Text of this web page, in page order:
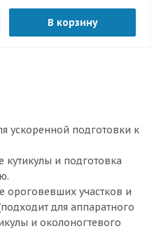
В корзину
ускоренной подготовки к
и подготовка
ороговевших участков и
для аппаратного
и околоногтевого